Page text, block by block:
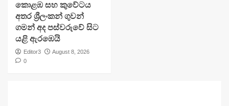
​කොළඹ සහ කුවේටය
අතර ශ්‍රීලංකන් ගුවන්
ගමන් අද පස්වරුවේ සිට
යළි ඇරඹෙයි
Editor3
August 8, 2026
0